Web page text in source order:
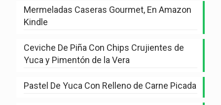
Mermeladas Caseras Gourmet, En Amazon
Kindle
Ceviche De Piña Con Chips Crujientes de
Yuca y Pimentón de la Vera
Pastel De Yuca Con Relleno de Carne Picada